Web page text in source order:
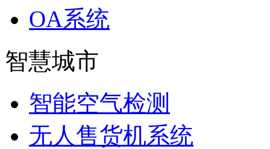
OA系统
智慧城市
智能空气检测
无人售货机系统